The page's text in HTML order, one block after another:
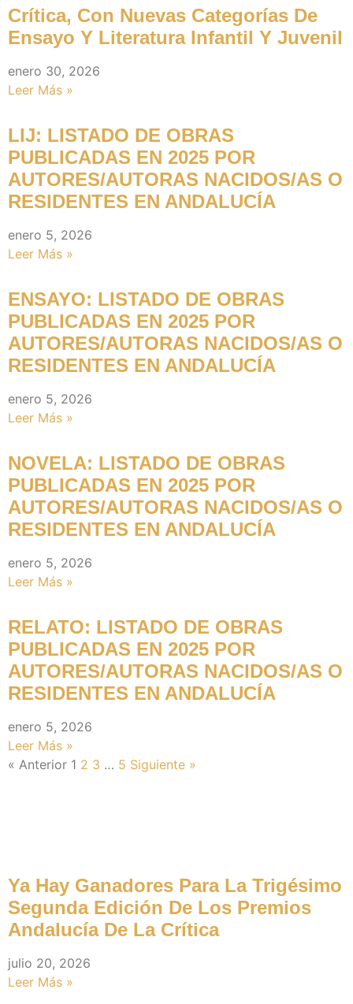
Crítica, Con Nuevas Categorías De
Ensayo Y Literatura Infantil Y Juvenil
enero 30, 2026
Leer Más »
LIJ: LISTADO DE OBRAS
PUBLICADAS EN 2025 POR
AUTORES/AUTORAS NACIDOS/AS O
RESIDENTES EN ANDALUCÍA
enero 5, 2026
Leer Más »
ENSAYO: LISTADO DE OBRAS
PUBLICADAS EN 2025 POR
AUTORES/AUTORAS NACIDOS/AS O
RESIDENTES EN ANDALUCÍA
enero 5, 2026
Leer Más »
NOVELA: LISTADO DE OBRAS
PUBLICADAS EN 2025 POR
AUTORES/AUTORAS NACIDOS/AS O
RESIDENTES EN ANDALUCÍA
enero 5, 2026
Leer Más »
RELATO: LISTADO DE OBRAS
PUBLICADAS EN 2025 POR
AUTORES/AUTORAS NACIDOS/AS O
RESIDENTES EN ANDALUCÍA
enero 5, 2026
Leer Más »
« Anterior 1 2 3 … 5 Siguiente »
Ya Hay Ganadores Para La Trigésimo
Segunda Edición De Los Premios
Andalucía De La Crítica
julio 20, 2026
Leer Más »